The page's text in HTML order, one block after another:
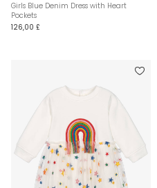
Girls Blue Denim Dress with Heart
Pockets
126,00 £